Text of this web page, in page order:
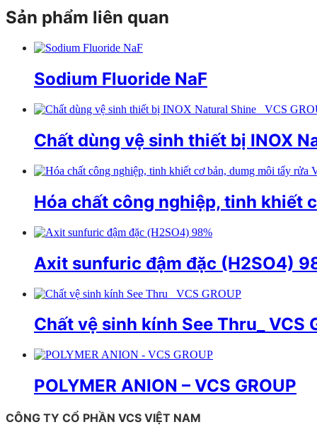
Sản phẩm liên quan
Sodium Fluoride NaF
Chất dùng vệ sinh thiết bị INOX
Hóa chất công nghiệp, tinh khiết
Axit sunfuric đậm đặc (H2SO4)
Chất vệ sinh kính See Thru_ VCS
POLYMER ANION – VCS GROUP
CÔNG TY CỔ PHẦN VCS VIỆT NAM